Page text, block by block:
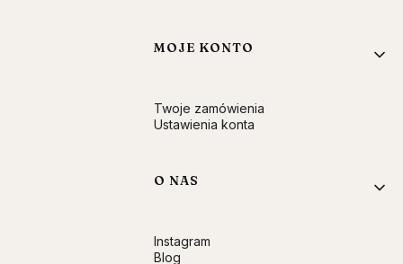
MOJE KONTO
Twoje zamówienia
Ustawienia konta
O NAS
Instagram
Blog